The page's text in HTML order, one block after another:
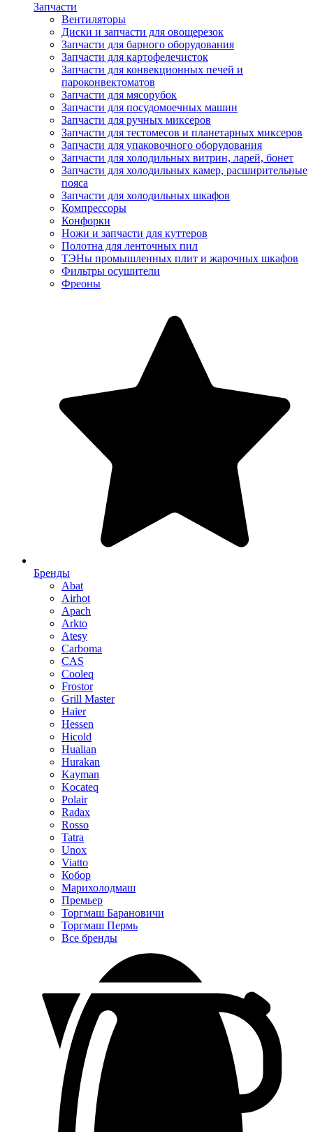
Запчасти
Вентиляторы
Диски и запчасти для овощерезок
Запчасти для барного оборудования
Запчасти для картофелечисток
Запчасти для конвекционных печей и
пароконвектоматов
Запчасти для мясорубок
Запчасти для посудомоечных машин
Запчасти для ручных миксеров
Запчасти для тестомесов и планетарных миксеров
Запчасти для упаковочного оборудования
Запчасти для холодильных витрин, ларей, бонет
Запчасти для холодильных камер, расширительные
пояса
Запчасти для холодильных шкафов
Компрессоры
Конфорки
Ножи и запчасти для куттеров
Полотна для ленточных пил
ТЭНы промышленных плит и жарочных шкафов
Фильтры осушители
Фреоны
Бренды
Abat
Airhot
Apach
Arkto
Atesy
Carboma
CAS
Cooleq
Frostor
Grill Master
Haier
Hessen
Hicold
Hualian
Hurakan
Kayman
Kocateq
Polair
Radax
Rosso
Tatra
Unox
Viatto
Кобор
Марихолодмаш
Премьер
Торгмаш Барановичи
Торгмаш Пермь
Все бренды